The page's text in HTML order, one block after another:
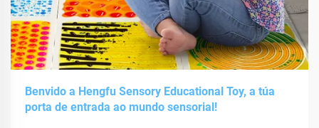
Benvido a Hengfu Sensory Educational Toy, a túa
porta de entrada ao mundo sensorial!